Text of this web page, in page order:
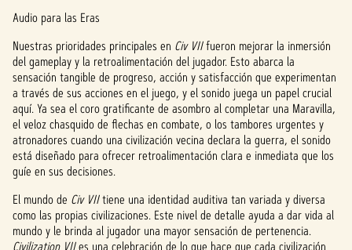
A
c
c
e
p
t
&
P
Audio para las Eras
Nuestras prioridades principales en Civ VIIfueron mejorar la inmersión
del gameplay y la retroalimentación del jugador. Esto abarca la
sensación tangible de progreso, acción y satisfacción que experimentan
a través de sus acciones en el juego, y el sonido juega un papel crucial
aquí. Ya sea el coro gratificante de asombro al completar una Maravilla,
el veloz chasquido de flechas en combate, o los tambores urgentes y
atronadores cuando una civilización vecina declara la guerra, el sonido
está diseñado para ofrecer retroalimentación clara e inmediata que los
guíe en sus decisiones.
El mundo de Civ VIItiene una identidad auditiva tan variada y diversa
como las propias civilizaciones. Este nivel de detalle ayuda a dar vida al
mundo y le brinda al jugador una mayor sensación de pertenencia.
Civilization VIIes una celebración de lo que hace que cada civilización